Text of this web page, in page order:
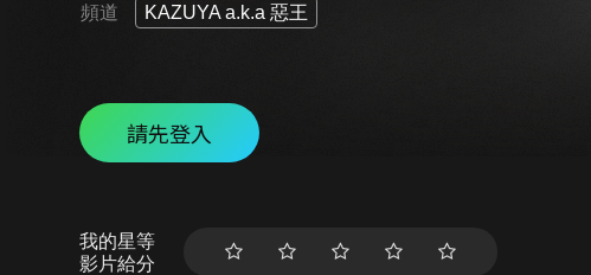
頻道 KAZUYA a.k.a 惡王
請先登入
我的星等
影片給分